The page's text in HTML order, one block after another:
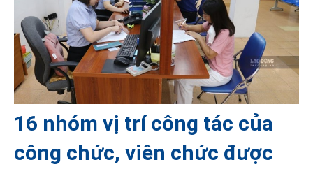
16 nhóm vị trí công tác của
công chức, viên chức được